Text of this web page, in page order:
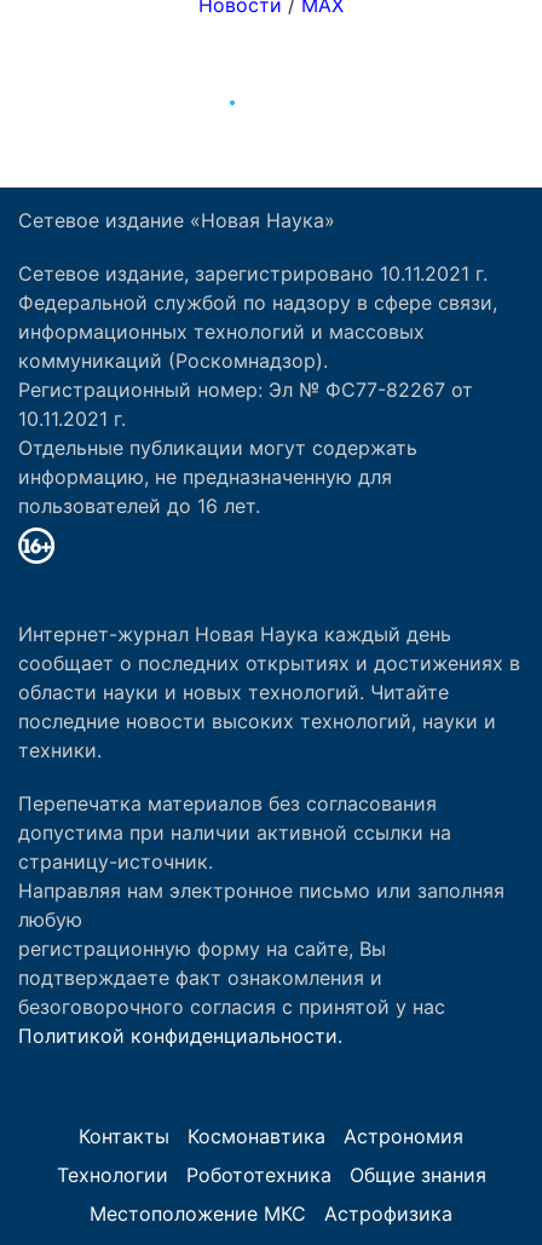
Сетевое издание «Новая Наука»
Сетевое издание, зарегистрировано 10.11.2021 г.
Федеральной службой по надзору в сфере связи,
информационных технологий и массовых
коммуникаций (Роскомнадзор).
Регистрационный номер: Эл № ФС77-82267 от
10.11.2021 г.
Отдельные публикации могут содержать
информацию, не предназначенную для
пользователей до 16 лет.
Интернет-журнал Новая Наука каждый день
сообщает о последних открытиях и достижениях в
области науки и новых технологий. Читайте
последние новости высоких технологий, науки и
техники.
Перепечатка материалов без согласования
допустима при наличии активной ссылки на
страницу-источник.
Направляя нам электронное письмо или заполняя
любую
регистрационную форму на сайте, Вы
подтверждаете факт ознакомления и
безоговорочного согласия с принятой у нас
Политикой конфиденциальности.
Контакты Космонавтика
Астрономия
Технологии
Робототехника
Общие знания
Местоположение МКС
Астрофизика